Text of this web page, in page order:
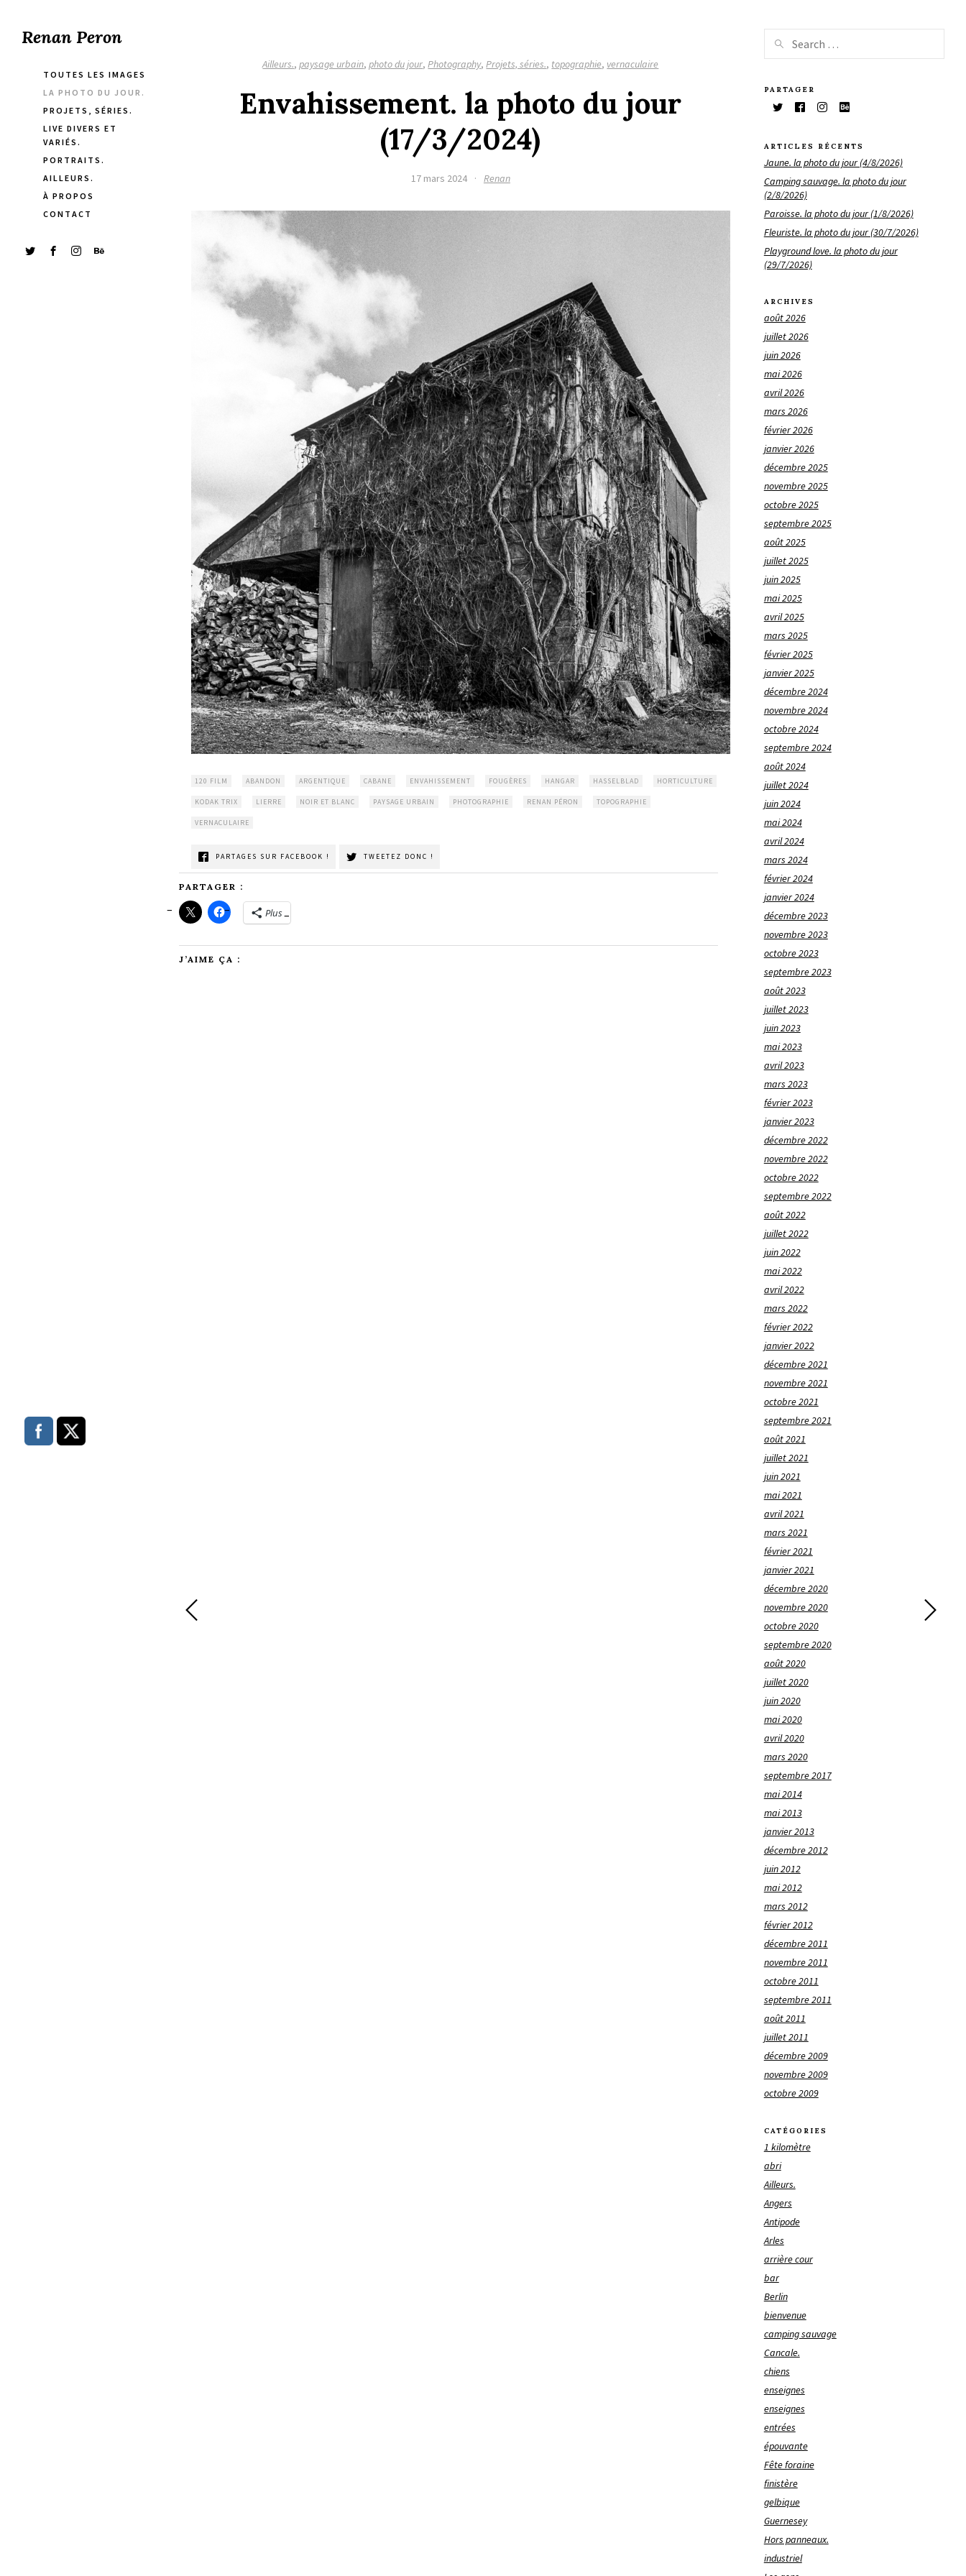
Renan Peron
TOUTES LES IMAGES
LA PHOTO DU JOUR.
PROJETS, SÉRIES.
LIVE DIVERS ET
VARIÉS.
PORTRAITS.
AILLEURS.
À PROPOS
CONTACT
Ailleurs.,paysage urbain,photo du jour,Photography,Projets, séries., topographie, vernaculaire
Envahissement. la photo du jour
(17/3/2024)
17 mars 2024 · Renan
120 FILM ABANDON ARGENTIQUE CABANE ENVAHISSEMENT FOUGÈRES HANGAR HASSELBLAD HORTICULTURE
KODAK TRIX LIERRE NOIR ET BLANC PAYSAGE URBAIN PHOTOGRAPHIE RENAN PÉRON TOPOGRAPHIE
VERNACULAIRE
PARTAGES SUR FACEBOOK ! TWEETEZ DONC !
PARTAGER :
Plus
J’AIME ÇA :
PARTAGER
ARTICLES RÉCENTS
Jaune. la photo du jour (4/8/2026)
Camping sauvage. la photo du jour
(2/8/2026)
Paroisse. la photo du jour (1/8/2026)
Fleuriste. la photo du jour (30/7/2026)
Playground love. la photo du jour
(29/7/2026)
ARCHIVES
août 2026
juillet 2026
juin 2026
mai 2026
avril 2026
mars 2026
février 2026
janvier 2026
décembre 2025
novembre 2025
octobre 2025
septembre 2025
août 2025
juillet 2025
juin 2025
mai 2025
avril 2025
mars 2025
février 2025
janvier 2025
décembre 2024
novembre 2024
octobre 2024
septembre 2024
août 2024
juillet 2024
juin 2024
mai 2024
avril 2024
mars 2024
février 2024
janvier 2024
décembre 2023
novembre 2023
octobre 2023
septembre 2023
août 2023
juillet 2023
juin 2023
mai 2023
avril 2023
mars 2023
février 2023
janvier 2023
décembre 2022
novembre 2022
octobre 2022
septembre 2022
août 2022
juillet 2022
juin 2022
mai 2022
avril 2022
mars 2022
février 2022
janvier 2022
décembre 2021
novembre 2021
octobre 2021
septembre 2021
août 2021
juillet 2021
juin 2021
mai 2021
avril 2021
mars 2021
février 2021
janvier 2021
décembre 2020
novembre 2020
octobre 2020
septembre 2020
août 2020
juillet 2020
juin 2020
mai 2020
avril 2020
mars 2020
septembre 2017
mai 2014
mai 2013
janvier 2013
décembre 2012
juin 2012
mai 2012
mars 2012
février 2012
décembre 2011
novembre 2011
octobre 2011
septembre 2011
août 2011
juillet 2011
décembre 2009
novembre 2009
octobre 2009
CATÉGORIES
1 kilomètre
abri
Ailleurs.
Angers
Antipode
Arles
arrière cour
bar
Berlin
bienvenue
camping sauvage
Cancale.
chiens
enseignes
enseignes
entrées
épouvante
Fête foraine
finistère
gelbique
Guernesey
Hors panneaux.
industriel